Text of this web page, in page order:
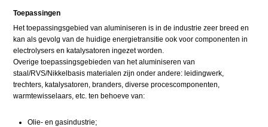
Toepassingen
Het toepassingsgebied van aluminiseren is in de industrie zeer breed en
kan als gevolg van de huidige energietransitie ook voor componenten in
electrolysers en katalysatoren ingezet worden.
Overige toepassingsgebieden van het aluminiseren van
staal/RVS/Nikkelbasis materialen zijn onder andere: leidingwerk,
trechters, katalysatoren, branders, diverse procescomponenten,
warmtewisselaars, etc. ten behoeve van:
Olie- en gasindustrie;